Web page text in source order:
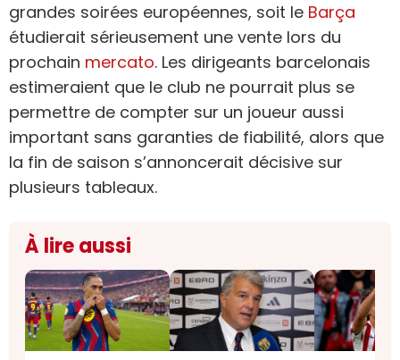
grandes soirées européennes, soit le Barça
étudierait sérieusement une vente lors du
prochain mercato. Les dirigeants barcelonais
estimeraient que le club ne pourrait plus se
permettre de compter sur un joueur aussi
important sans garanties de fiabilité, alors que
la fin de saison s’annoncerait décisive sur
plusieurs tableaux.
À lire aussi